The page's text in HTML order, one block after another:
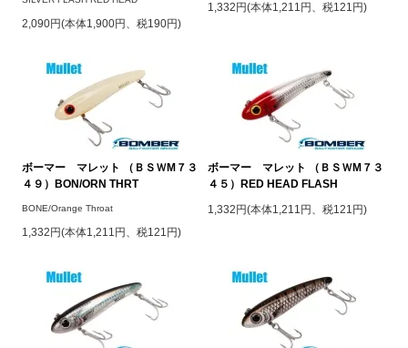
2,090円(本体1,900円、税190円)
1,332円(本体1,211円、税121円)
ボーマー マレット （ＢＳＷM７３
４９）BON/ORN THRT
BONE/Orange Throat
1,332円(本体1,211円、税121円)
ボーマー マレット （ＢＳＷM７３
４５）RED HEAD FLASH
1,332円(本体1,211円、税121円)